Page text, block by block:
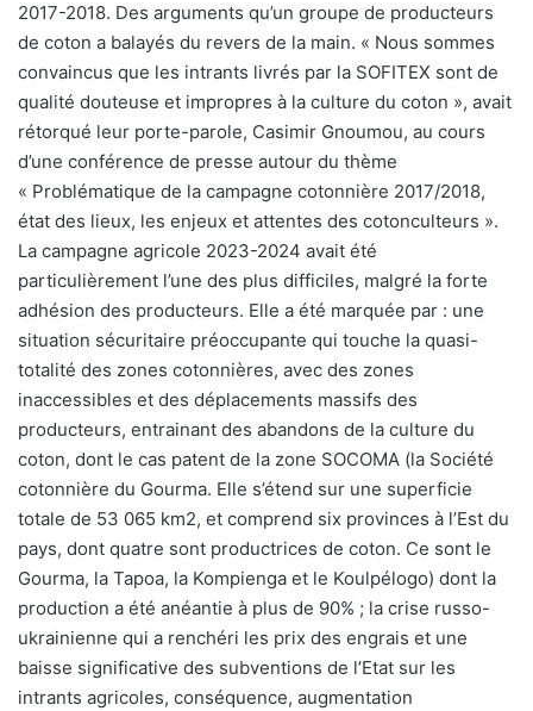
2017-2018. Des arguments qu’un groupe de producteurs
de coton a balayés du revers de la main. « Nous sommes
convaincus que les intrants livrés par la SOFITEX sont de
qualité douteuse et impropres à la culture du coton », avait
rétorqué leur porte-parole, Casimir Gnoumou, au cours
d’une conférence de presse autour du thème
« Problématique de la campagne cotonnière 2017/2018,
état des lieux, les enjeux et attentes des cotonculteurs ».
La campagne agricole 2023-2024 avait été
particulièrement l’une des plus difficiles, malgré la forte
adhésion des producteurs. Elle a été marquée par : une
situation sécuritaire préoccupante qui touche la quasi-
totalité des zones cotonnières, avec des zones
inaccessibles et des déplacements massifs des
producteurs, entrainant des abandons de la culture du
coton, dont le cas patent de la zone SOCOMA (la Société
cotonnière du Gourma. Elle s’étend sur une superficie
totale de 53 065 km2, et comprend six provinces à l’Est du
pays, dont quatre sont productrices de coton. Ce sont le
Gourma, la Tapoa, la Kompienga et le Koulpélogo) dont la
production a été anéantie à plus de 90% ; la crise russo-
ukrainienne qui a renchéri les prix des engrais et une
baisse significative des subventions de l’Etat sur les
intrants agricoles, conséquence, augmentation